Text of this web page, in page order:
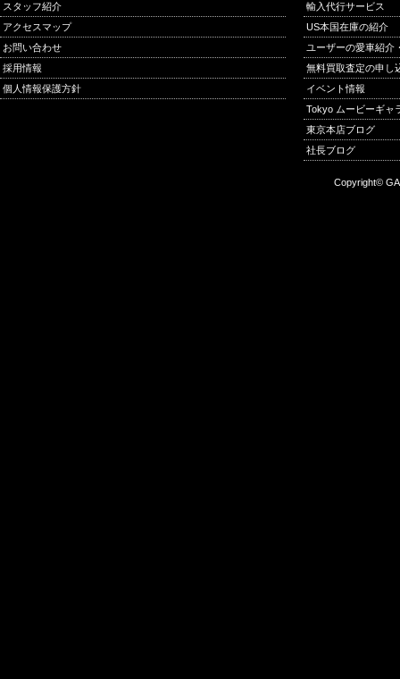
スタッフ紹介
アクセスマップ
お問い合わせ
採用情報
個人情報保護方針
輸入代行サービス
US本国在庫の紹介
ユーザーの愛車紹介
無料買取査定の申し
イベント情報
Tokyo ムービーギャ
東京本店ブログ
社長ブログ
Copyright©